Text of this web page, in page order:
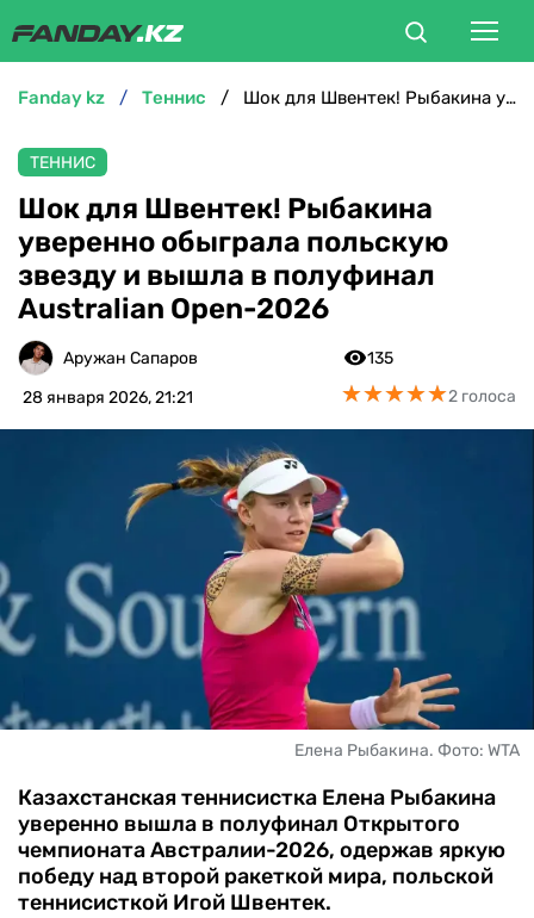
БОКС
ММА
ТЕННИС
ХОККЕЙ
ВЕЛОСПОРТ
ЧМ-2026
ДРУГИЕ
БУКМЕКЕРЫ
fanday kz теннис Шок для Швентек! Рыбакина уверенно обыграла польскую звезду и вышла в полуфинал Australian Open-2026
ТЕННИС
Шок для Швентек! Рыбакина
уверенно обыграла польскую
звезду и вышла в полуфинал
Australian Open-2026
Аружан Сапаров
28 января 2026, 21:21
135
★★★★★
★★★★★2 голоса
Елена Рыбакина. Фото: WTA
Казахстанская теннисистка Елена Рыбакина
уверенно вышла в полуфинал Открытого
чемпионата Австралии-2026, одержав яркую
победу над второй ракеткой мира, польской
теннисисткой Игой Швентек.